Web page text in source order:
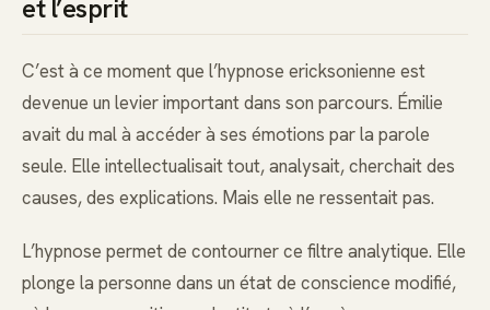
et l’esprit
C’est à ce moment que l’hypnose ericksonienne est
devenue un levier important dans son parcours. Émilie
avait du mal à accéder à ses émotions par la parole
seule. Elle intellectualisait tout, analysait, cherchait des
causes, des explications. Mais elle ne ressentait pas.
L’hypnose permet de contourner ce filtre analytique. Elle
plonge la personne dans un état de conscience modifié,